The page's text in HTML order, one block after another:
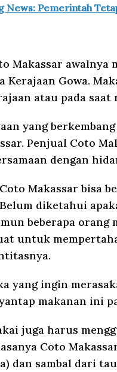
News: Pemerintah
Makassar awalnya
Kerajaan Gowa.
atau pada saat
yang
Penjual Coto
dengan
Makassar bisa
diketahui
beberapa orang
untuk
yang ingin
makanan ini
juga harus
Coto
dan sambal dari